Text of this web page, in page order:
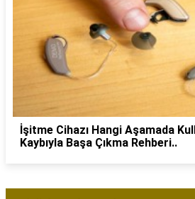
İşitme Cihazı Hangi Aşamada
Kaybıyla Başa Çıkma Rehberi..